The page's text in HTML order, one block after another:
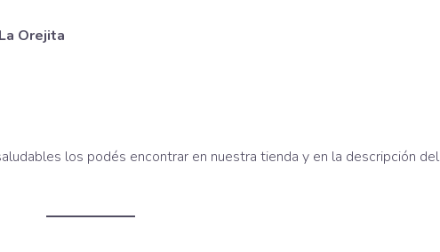
Orejita
los podés encontrar en nuestra tienda y en la descripción del